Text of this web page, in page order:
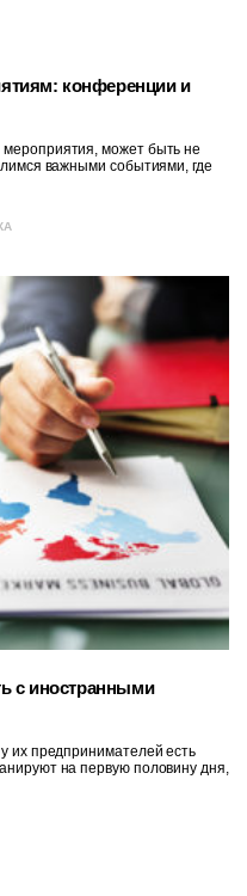
конференции и
может быть не
важными событиями, где
с иностранными
их предпринимателей есть
на первую половину дня,